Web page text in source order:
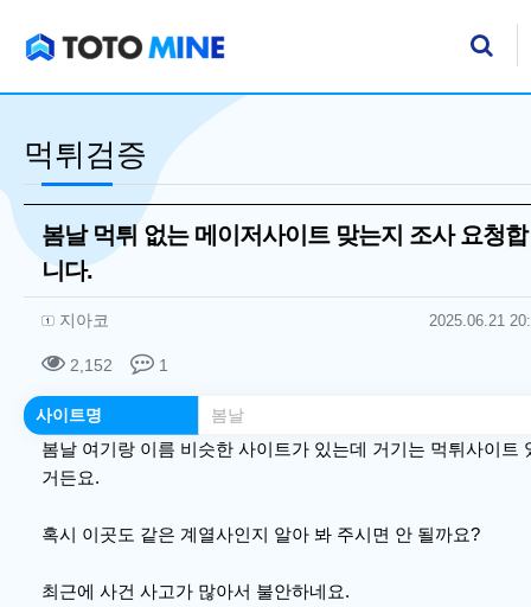
먹튀검증
봄날 먹튀 없는 메이저사이트 맞는지 조사 요청합
니다.
작성자 정보
지아코 작성일
2025.06.21
컨텐츠 정보
2,152 조회 1
본문
사이트명 봄날
봄날 여기랑 이름 비슷한 사이트가 있는데 거기는 먹튀사이트
거든요.
혹시 이곳도 같은 계열사인지 알아 봐 주시면 안 될까요?
최근에 사건 사고가 많아서 불안하네요.